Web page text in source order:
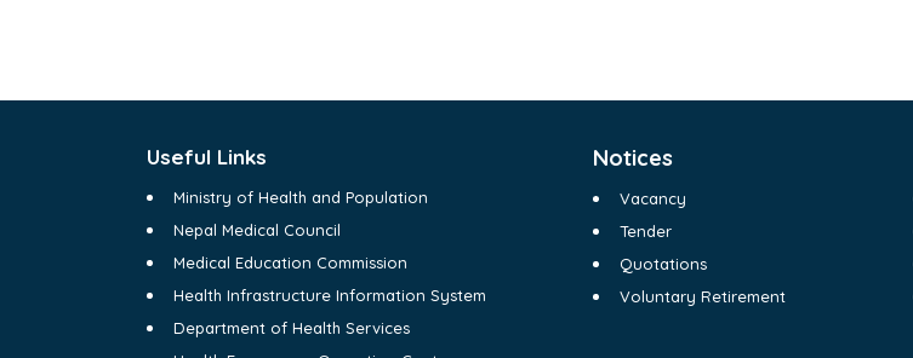
Useful Links
Ministry of Health and Population
Nepal Medical Council
Medical Education Commission
Health Infrastructure Information System
Department of Health Services
Notices
Vacancy
Tender
Quotations
Voluntary Retirement